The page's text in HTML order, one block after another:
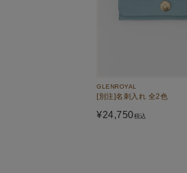
GLENROYAL
[別注]名刺入れ 全2色
¥24,750税込